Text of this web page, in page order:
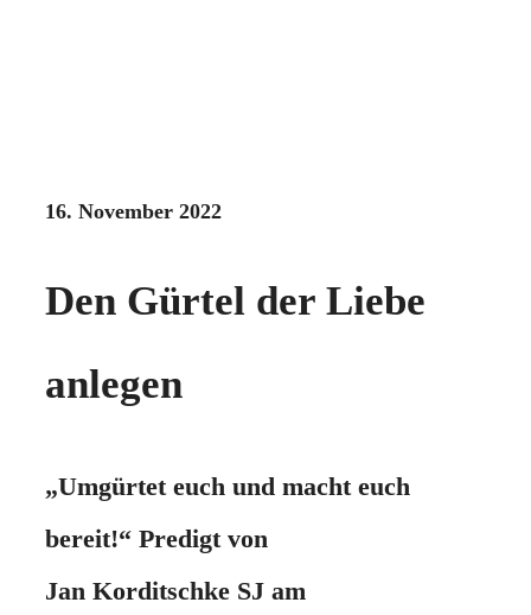
16. November 2022
Den Gürtel der Liebe
anlegen
„Umgürtet euch und macht euch
bereit!“ Predigt von
Jan Korditschke SJ am